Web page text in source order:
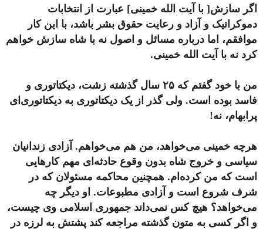
اگر سازش[ با آیت الله خمینی] عبارت از انتخابات
دموکراتیک و آزاد و رعایت حقوق بشر باشد، با این کار
موافقم، اما درباره مسائل و اصول نه با شاه سازش خواهم
کرد نه با آیت الله خمینی.
من با خود گفتم که ۲۵ سال گذشته زشت، دیکتاتوری و
فاسد بوده است. ولی گذر از یک دیکتاتوری به دیکتاتوری‌ای
پرابهام، نه!
هرچه خمینی می‌خواهد، من هم می‌خواهم. آزادی زندانیان
سیاسی و خروج شاه بدون وقوع حادثه‌ای مهم کارهایی
است که من کرده‌ام. همچنین محاکمه مسئولان که در
شرف شروع است و آزادی مطبوعات. او دیگر چه
می‌خواهد؟ هیچ‌ کس نمی‌داند جمهوری اسلامی وی چیست،
و اگر کسی به متون گذشته مراجعه کند پشتش به لرزه در